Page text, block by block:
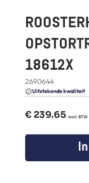
FAQ
Blogs
18612X
2690644
Uitstekende kwaliteit
€ 239.65
  excl. BTW